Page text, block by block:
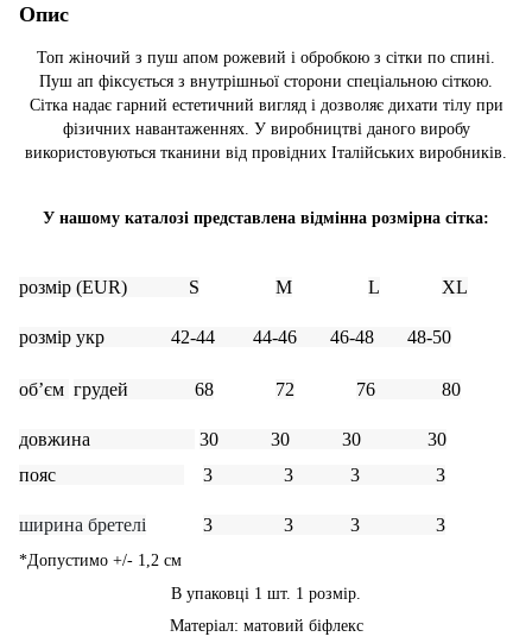
Опис
Топ жіночий з пуш апом рожевий і обробкою з сітки по спині.
Пуш ап фіксується з внутрішньої сторони спеціальною сіткою.
Сітка надає гарний естетичний вигляд і дозволяє дихати тілу при
фізичних навантаженнях. У виробництві даного виробу
використовуються тканини від провідних Італійських виробників.
У нашому каталозі представлена відмінна розмірна сітка:
розмір (EUR) S M L XL
розмір укр 42-44 44-46 46-48 48-50
об’єм грудей 68 72 76 80
довжина 30 30 30 30
пояс
3 3 3 3
ширина бретелі 3 3 3 3
*Допустимо +/- 1,2 см
В упаковці 1 шт. 1 розмір.
Матеріал: матовий біфлекс